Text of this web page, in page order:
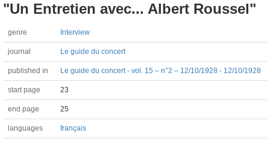
"Un Entretien avec... Albert Roussel"
genre Interview
journal Le guide du concert
published in Le guide du concert - vol. 15 – n°2 – 12/10/1928 - 12/10/1928
start page 23
end page 25
languages français